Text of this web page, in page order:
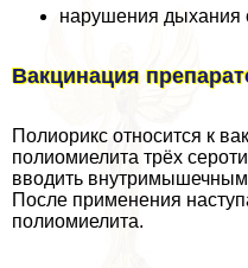
нарушения дыхания
Вакцинация
Полиорикс относится к
полиомиелита трёх
вводить
После применения
полиомиелита.